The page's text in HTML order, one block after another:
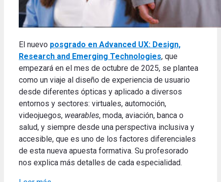
El nuevo posgrado en Advanced UX: Design,
Research and Emerging Technologies, que
empezará en el mes de octubre de 2025, se plantea
como un viaje al diseño de experiencia de usuario
desde diferentes ópticas y aplicado a diversos
entornos y sectores: virtuales, automoción,
videojuegos, wearables, moda, aviación, banca o
salud, y siempre desde una perspectiva inclusiva y
accesible, que es uno de los factores diferenciales
de esta nueva apuesta formativa. Su profesorado
nos explica más detalles de cada especialidad.